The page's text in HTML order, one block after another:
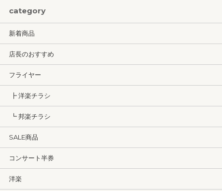
category
新着商品
店長のおすすめ
フライヤー
┣ 洋楽チラシ
┗ 邦楽チラシ
SALE商品
コンサート半券
洋楽